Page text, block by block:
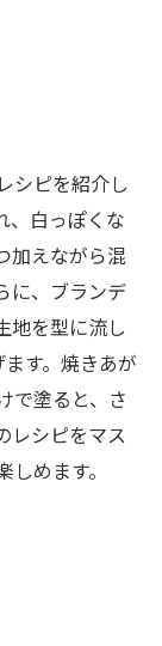
シピを紹介し
、白っぽくな
加えながら混
に、ブランデ
地を型に流し
す。焼きあが
で塗ると、さ
レシピをマス
めます。